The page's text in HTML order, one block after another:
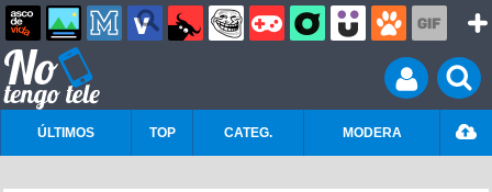
ÚLTIMOS TOP CATEG. MODERA